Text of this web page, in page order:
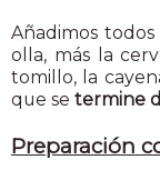
Añadimos
olla, más la
tomillo, la
que se termine
Preparación